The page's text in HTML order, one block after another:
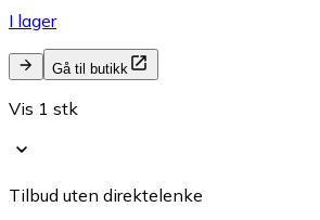
I lager
Gå til butikk
Vis 1 stk
Tilbud uten direktelenke